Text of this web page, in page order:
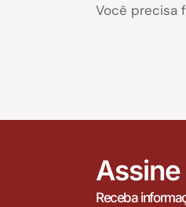
Você precisa
Receba